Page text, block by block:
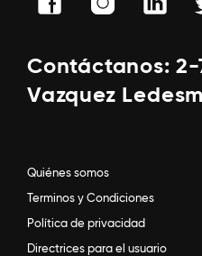
Contáctanos: 2-
Vazquez
Quiénes somos
Terminos y Condiciones
Política de privacidad
Directrices para el usuario